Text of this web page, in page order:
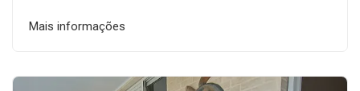
Mais informações